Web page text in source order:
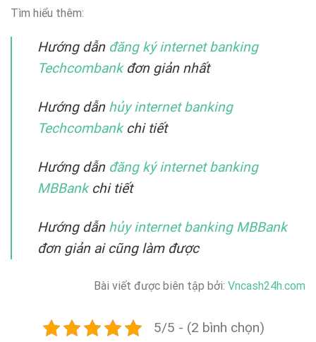
Tìm hiểu thêm:
Hướng dẫn đăng ký internet banking
Techcombankđơn giản nhất
Hướng dẫn hủy internet banking
Techcombankchi tiết
Hướng dẫn đăng ký internet banking
MBBankchi tiết
Hướng dẫn hủy internet banking MBBank
đơn giản ai cũng làm được
Bài viết được biên tập bởi: Vncash24h.com
5/5 - (2 bình chọn)